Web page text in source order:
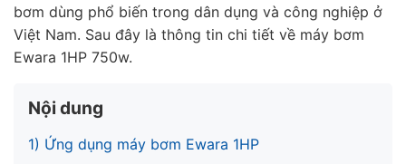
bơm dùng phổ biến trong dân dụng và công nghiệp ở
Việt Nam. Sau đây là thông tin chi tiết về máy bơm
Ewara 1HP 750w.
Nội dung
1) Ứng dụng máy bơm Ewara 1HP